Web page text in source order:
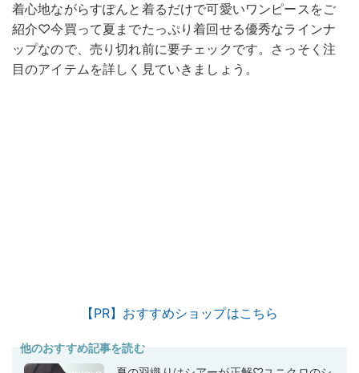
着心地ながらすぽんと着るだけで可愛いワンピースをご
紹介♡今買って夏までたっぷり着回せる優秀なラインナ
ップなので、売り切れ前に要チェックです。さっそく注
目のアイテムを詳しく見ていきましょう。
【PR】おすすめショップはこちら
他のおすすめ記事を読む